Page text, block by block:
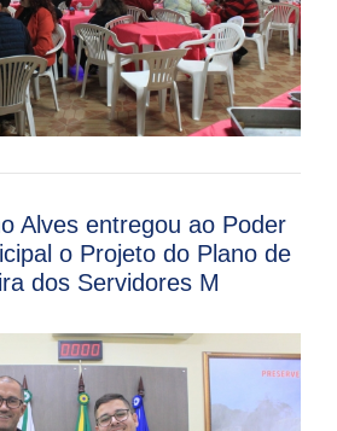
Alves entregou ao Poder
o Projeto do Plano de
dos Servidores M